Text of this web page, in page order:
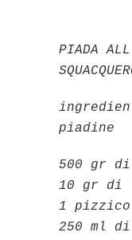
PIADA
piadine
500 gr
10 gr di
1
250 ml di